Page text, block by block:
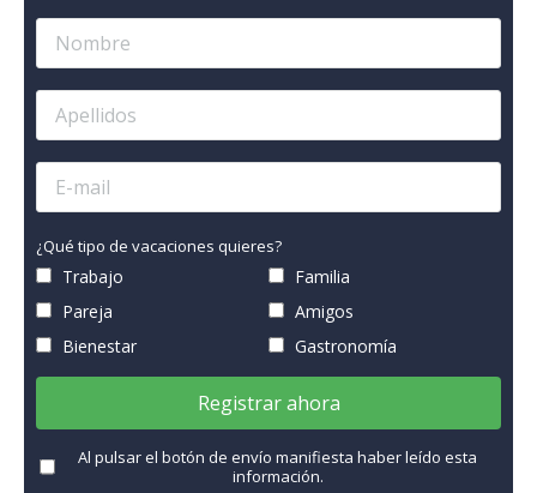
¿Qué tipo de vacaciones quieres?
Trabajo
Familia
Pareja
Amigos
Bienestar
Gastronomía
Registrar ahora
Al pulsar el botón de envío manifiesta haber leído esta
información.